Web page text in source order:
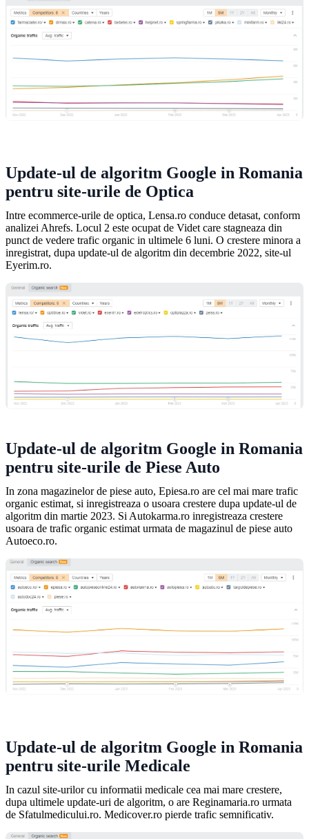
Update-ul de algoritm Google in Romania
pentru site-urile de Optica
Intre ecommerce-urile de optica, Lensa.ro conduce detasat, conform
analizei Ahrefs. Locul 2 este ocupat de Videt care stagneaza din
punct de vedere trafic organic in ultimele 6 luni. O crestere minora a
inregistrat, dupa update-ul de algoritm din decembrie 2022, site-ul
Eyerim.ro.
Update-ul de algoritm Google in Romania
pentru site-urile de Piese Auto
In zona magazinelor de piese auto, Epiesa.ro are cel mai mare trafic
organic estimat, si inregistreaza o usoara crestere dupa update-ul de
algoritm din martie 2023. Si Autokarma.ro inregistreaza crestere
usoara de trafic organic estimat urmata de magazinul de piese auto
Autoeco.ro.
Update-ul de algoritm Google in Romania
pentru site-urile Medicale
In cazul site-urilor cu informatii medicale cea mai mare crestere,
dupa ultimele update-uri de algoritm, o are Reginamaria.ro urmata
de Sfatulmedicului.ro. Medicover.ro pierde trafic semnificativ.